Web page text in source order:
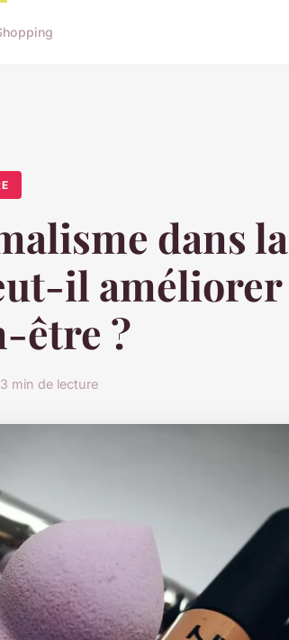
dans la
il améliorer
être ?
3 min de lecture